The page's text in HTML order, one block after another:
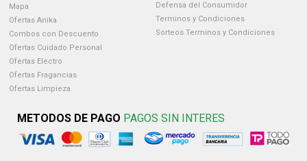
Mapa
Ofertas Anika
Combos con Descuento
Ofertas Cuidado Personal
Ofertas Electro
Ofertas Fragancias
Ofertas Limpieza
Defensa del Consumidor
Terminos y Condiciones
Sorteos Terminos y Condiciones
METODOS DE PAGO PAGOS SIN INTERES